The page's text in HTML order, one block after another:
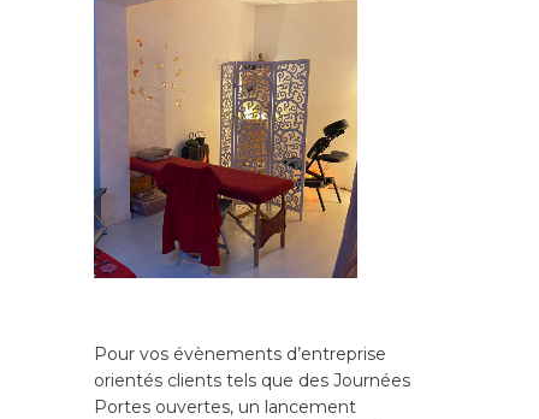
Pour vos évènements d’entreprise
orientés clients tels que des Journées
Portes ouvertes, un lancement